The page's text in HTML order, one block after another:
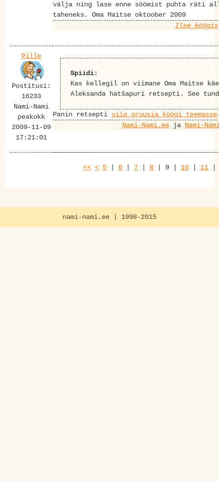
välja ning lase enne söömist puhta räti
taheneks. Oma Maitse oktoober 2009
Ilse köögis
Pille
Postitusi:
16233
Nami-Nami
peakokk
2009-11-09
17:21:01
Spiidi:
Kas kellegil on viimane Oma Maitse
Aleksanda hatšapuri retsepti. See
Panin retsepti siia gruusia köögi teemasse
Nami-Nami.ee ja Nami-
<< < 5 6 7 8 9 10 11
nami-nami.ee | 1998-2015